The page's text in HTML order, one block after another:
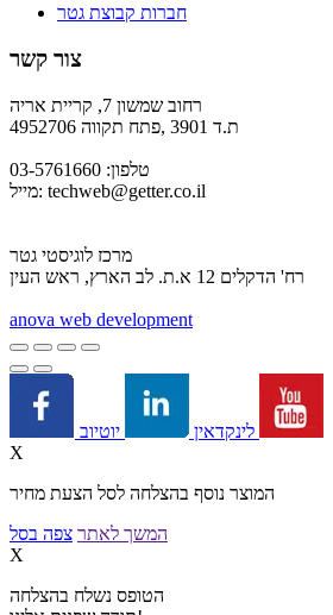
חברות קבוצת גטר
צור קשר
רחוב שמשון 7, קריית אריה
ת.ד 3901 ,פתח תקווה 4952706
טלפון: 03-5761660
מייל: techweb@getter.co.il
מרכז לוגיסטי גטר
רח' הדקלים 12 א.ת. לב הארץ, ראש העין
anova web development
לינקדאין
X
המוצר נוסף בהצלחה לסל הצעת מחיר
המשך לאתר צפה בסל
X
הטופס נשלח בהצלחה